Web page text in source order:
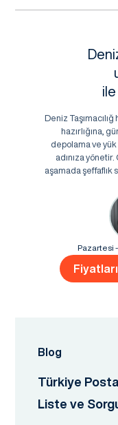
Deniz
hazırlığına,
depolama ve
adınıza
aşamada şeffaflık
Pazartesi
Blog
Türkiye
Liste ve